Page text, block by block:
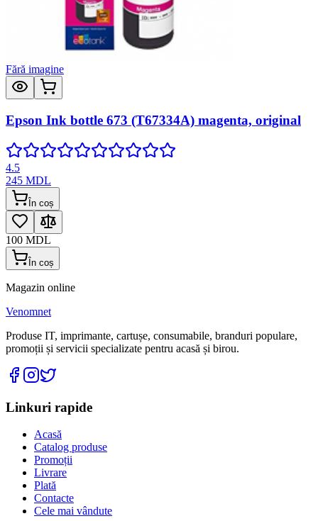
Fără imagine
Epson Ink bottle 673 (T67334A) magenta, original
4.5
245 MDL
În coș
100 MDL
În coș
Magazin online
Venomnet
Produse IT, imprimante, cartușe, consumabile, branduri populare,
promoții și servicii specializate pentru acasă și birou.
Linkuri rapide
Acasă
Catalog produse
Promoții
Livrare
Plată
Contacte
Cele mai vândute